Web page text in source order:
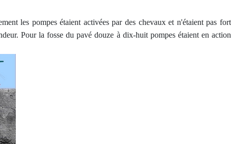
les pompes étaient activées par des chevaux et n'étaient pas fort
Pour la fosse du pavé douze à dix-huit pompes étaient en action